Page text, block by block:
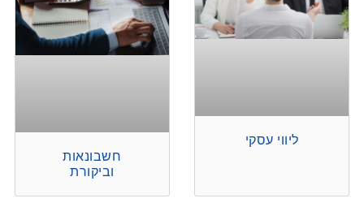
ליווי עסקי
חשבונאות
וביקורת